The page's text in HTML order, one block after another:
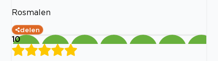
Rosmalen
delen
10